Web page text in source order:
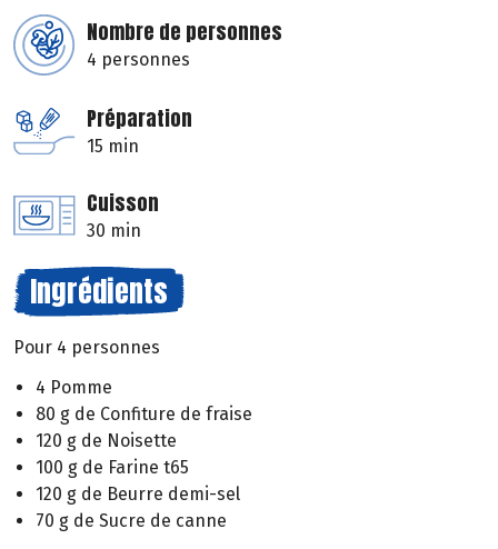
Nombre de personnes
4 personnes
Préparation
15 min
Cuisson
30 min
Ingrédients
Pour 4 personnes
4 Pomme
80 g de Confiture de fraise
120 g de Noisette
100 g de Farine t65
120 g de Beurre demi-sel
70 g de Sucre de canne